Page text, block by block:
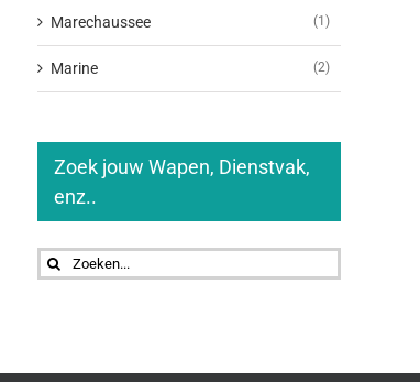
Marechaussee (1)
Marine (2)
Zoek jouw Wapen, Dienstvak,
enz..
Zoeken
naar: